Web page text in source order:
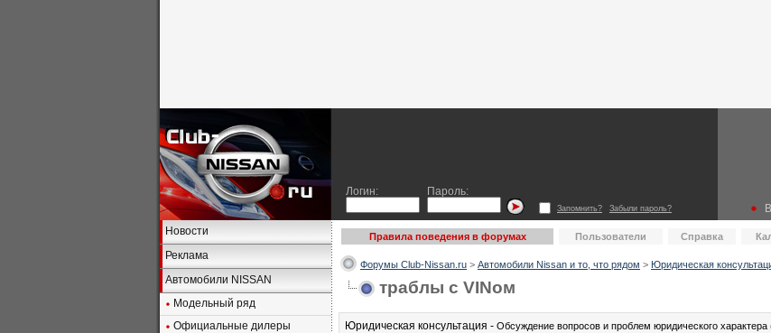
Логин: Пароль:
Запомнить? Забыли пароль?
Новости
Реклама
Автомобили NISSAN
Модельный ряд
Официальные дилеры
Правила поведения в форумах Пользователи Справка
Форумы Club-Nissan.ru > Автомобили Nissan и то, что рядом > Юридическая
траблы с VINом
Юридическая консультация - Обсуждение вопросов и проблем юридического